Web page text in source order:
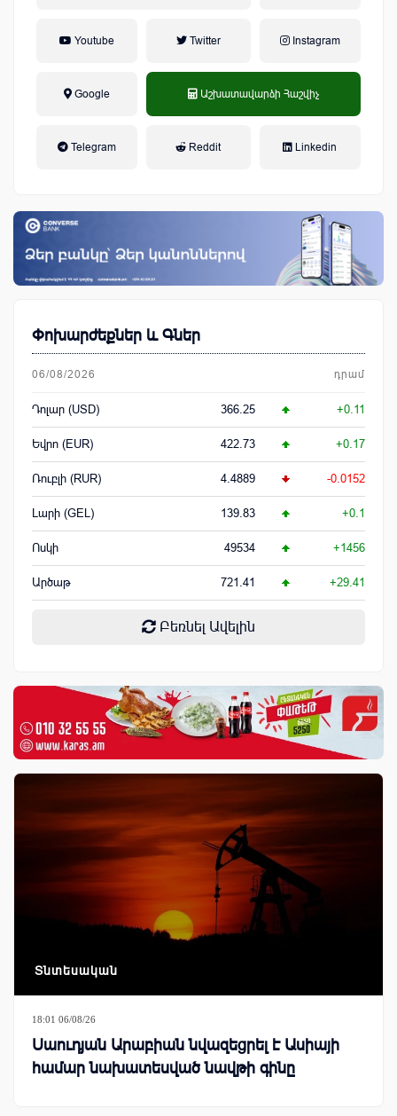
Youtube Twitter Instagram
Google Աշխատավարձի Հաշվիչ
Telegram Reddit Linkedin
Փոխարժեքներ և Գներ
06/08/2026 դրամ
Դոլար (USD) 366.25 +0.11
Եվրո (EUR) 422.73 +0.17
Ռուբլի (RUR) 4.4889 -0.0152
Լարի (GEL) 139.83 +0.1
Ոսկի 49534 +1456
Արծաթ 721.41 +29.41
Բեռնել Ավելին
Տնտեսական
18:01 06/08/26
Սաուդյան Արաբիան նվազեցրել է Ասիայի
համար նախատեսված նավթի գինը